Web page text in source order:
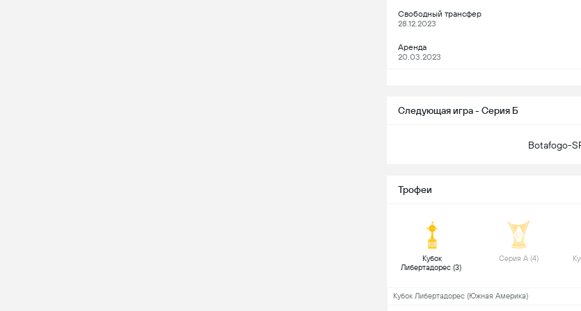
Следующая игра - Серия Б
Botafogo-
Свободный трансфер
28.12.2023
Аренда
20.03.2023
Трофеи
Кубок
Серия А (4)
Кубок Либертадорес (Южная Америка)